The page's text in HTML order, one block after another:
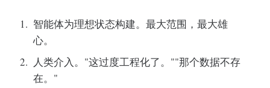
智能体为理想状态构建。最大范围，最大雄
心。
人类介入。"这过度工程化了。""那个数据不存
在。"